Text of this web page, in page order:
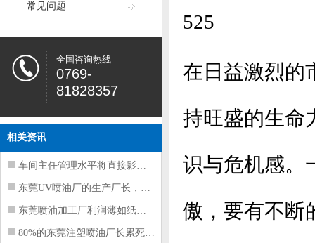
常见问题
全国咨询热线
0769-
81828357
相关资讯
车间主任管理水平将直接影响东莞注塑件
东莞UV喷油厂的生产厂长，到底在给工
东莞喷油加工厂利润薄如纸？这四项基本
80%的东莞注塑喷油厂长累死累活，利
525
在日益激烈的
持旺盛的生命
识与危机感。
傲，要有不断